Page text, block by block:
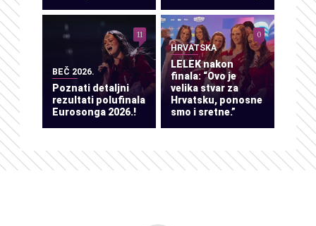
BEČ 2026.
Poznati detaljni
rezultati polufinala
Eurosonga 2026.!
11
HRVATSKA
LELEK nakon
finala: “Ovo je
velika stvar za
Hrvatsku, ponosne
smo i sretne.”
0